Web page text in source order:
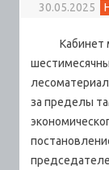
30.05.2025
Кабинет
за пределы